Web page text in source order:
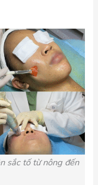
sắc tố từ nông đến